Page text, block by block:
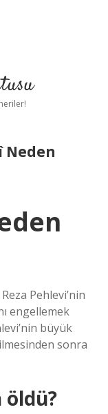
Neden
Pehlevi’nin
engellemek
büyük
sonra
öldü?